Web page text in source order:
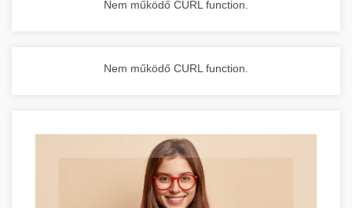
Nem működő CURL function.
Nem működő CURL function.